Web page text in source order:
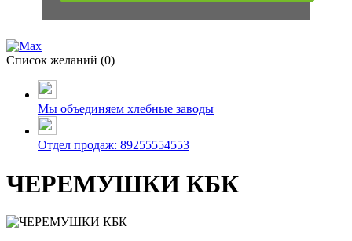
Список желаний (0)
Мы объединяем хлебные заводы
Отдел продаж: 89255554553
ЧЕРЕМУШКИ КБК